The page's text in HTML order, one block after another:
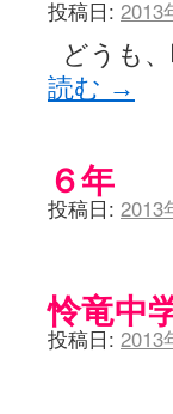
投稿日: 2013
どうも
読む →
６年
投稿日: 2013
怜竜中
投稿日: 2013